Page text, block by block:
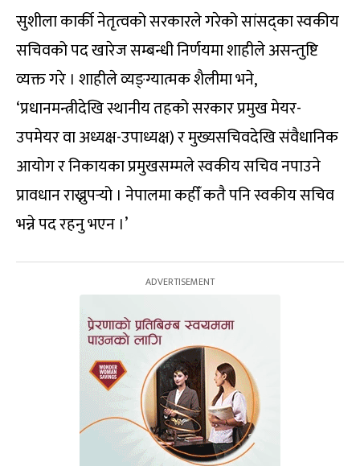
सुशीला कार्की नेतृत्वको सरकारले गरेको सांसद्का स्वकीय
सचिवको पद खारेज सम्बन्धी निर्णयमा शाहीले असन्तुष्टि
व्यक्त गरे । शाहीले व्यङ्ग्यात्मक शैलीमा भने,
‘प्रधानमन्त्रीदेखि स्थानीय तहको सरकार प्रमुख मेयर-
उपमेयर वा अध्यक्ष-उपाध्यक्ष) र मुख्यसचिवदेखि संवैधानिक
आयोग र निकायका प्रमुखसम्मले स्वकीय सचिव नपाउने
प्रावधान राख्नुपर्‍यो । नेपालमा कहीँ कतै पनि स्वकीय सचिव
भन्ने पद रहनु भएन ।’